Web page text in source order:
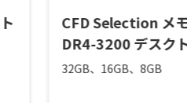
CFD Selection メ
DR4-3200 デスク
32GB、16GB、8GB